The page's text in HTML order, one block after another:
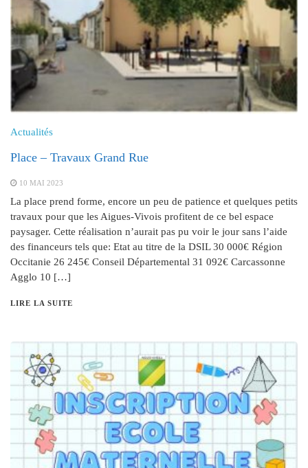
Actualités
Place – Travaux Grand Rue
10 MAI 2023
La place prend forme, encore un peu de patience et quelques petits
travaux pour que les Aigues-Vivois profitent de ce bel espace
paysager. Cette réalisation n’aurait pas pu voir le jour sans l’aide
des financeurs tels que: Etat au titre de la DSIL 30 000€ Région
Occitanie 26 245€ Conseil Départemental 31 092€ Carcassonne
Agglo 10 […]
LIRE LA SUITE